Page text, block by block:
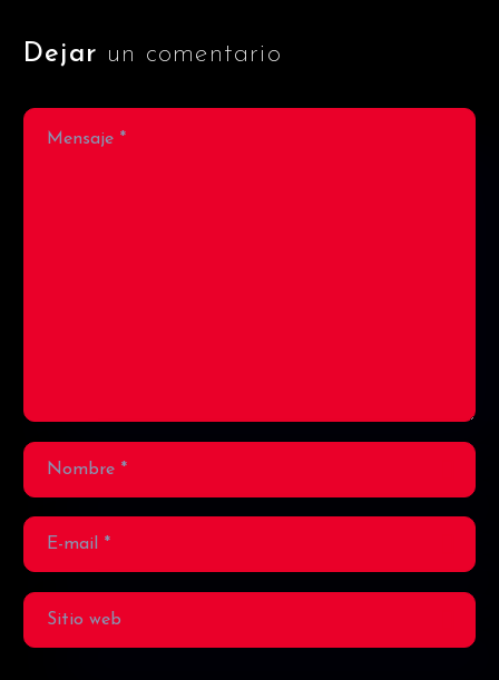
Dejar un comentario